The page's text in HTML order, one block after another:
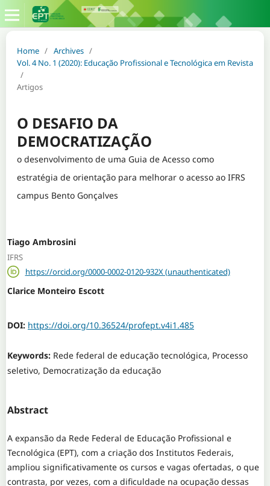
Home / Archives /
Vol. 4 No. 1 (2020): Educação Profissional e Tecnológica em Revista
/
Artigos
O DESAFIO DA
DEMOCRATIZAÇÃO
o desenvolvimento de uma Guia de Acesso como
estratégia de orientação para melhorar o acesso ao IFRS
campus Bento Gonçalves
Tiago Ambrosini
IFRS
https://orcid.org/0000-0002-0120-932X (unauthenticated)
Clarice Monteiro Escott
DOI: https://doi.org/10.36524/profept.v4i1.485
Keywords: Rede federal de educação tecnológica, Processo
seletivo, Democratização da educação
Abstract
A expansão da Rede Federal de Educação Profissional e
Tecnológica (EPT), com a criação dos Institutos Federais,
ampliou significativamente os cursos e vagas ofertadas, o que
contrasta, por vezes, com a dificuldade na ocupação dessas